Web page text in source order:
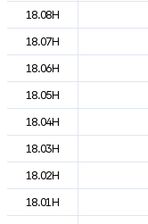
18.08H
18.07H
18.06H
18.05H
18.04H
18.03H
18.02H
18.01H